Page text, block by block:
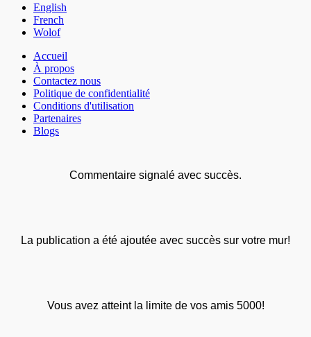
English
French
Wolof
Accueil
À propos
Contactez nous
Politique de confidentialité
Conditions d'utilisation
Partenaires
Blogs
Commentaire signalé avec succès.
La publication a été ajoutée avec succès sur votre mur!
Vous avez atteint la limite de vos amis 5000!